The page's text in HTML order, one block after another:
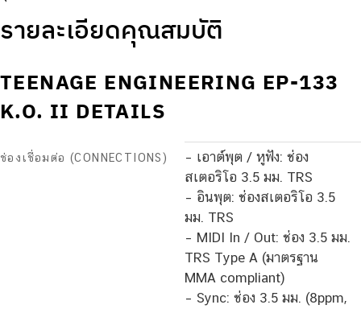
รายละเอียดคุณสมบัติ
TEENAGE ENGINEERING EP-133
K.O. II DETAILS
ช่องเชื่อมต่อ (CONNECTIONS)
– เอาต์พุต / หูฟัง: ช่อง
สเตอริโอ 3.5 มม. TRS
– อินพุต: ช่องสเตอริโอ 3.5
มม. TRS
– MIDI In / Out: ช่อง 3.5 มม.
TRS Type A (มาตรฐาน
MMA compliant)
– Sync: ช่อง 3.5 มม. (8ppm,